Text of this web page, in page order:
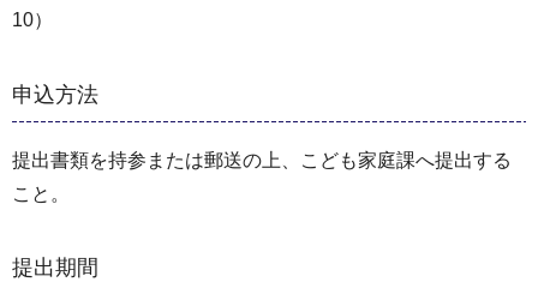
10）
申込方法
提出書類を持参または郵送の上、こども家庭課へ提出する
こと。
提出期間